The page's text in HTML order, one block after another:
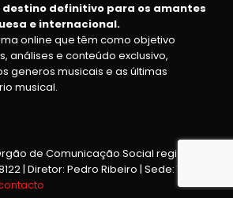
destino definitivo para os amantes
e internacional.
online que têm como objetivo
análises e conteúdo exclusivo,
generos musicais e as últimas
musical.
de Comunicação Social registado
| Diretor: Pedro Ribeiro | Sede: Viseu,